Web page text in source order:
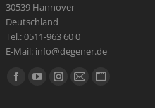
30539 Hannover
Deutschland
Tel.: 0511-963 60 0
E-Mail: info@degener.de
Finden Sie uns auf:
FacebookYouTubeInstagram
E-
Website